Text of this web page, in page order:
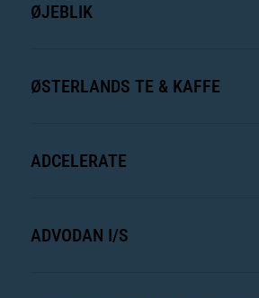
ØJEBLIK
ØSTERLANDS TE & KAFFE
ADCELERATE
ADVODAN I/S